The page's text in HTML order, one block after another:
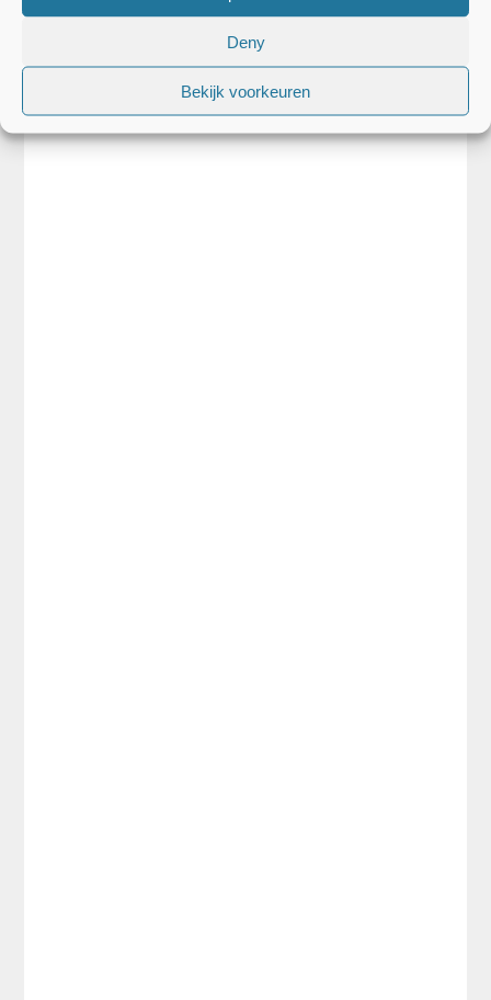
Deny
Bekijk voorkeuren